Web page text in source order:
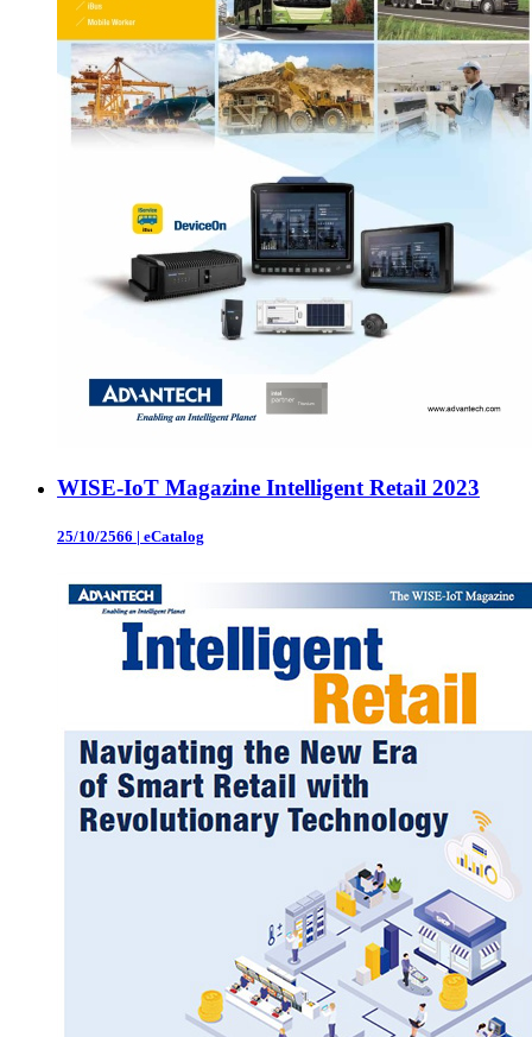
WISE-IoT Magazine Intelligent Retail 2023
25/10/2566 | eCatalog